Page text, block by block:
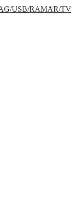
USB/RAMAR/TV